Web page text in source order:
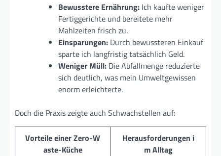
Bewusstere Ernährung: Ich kaufte weniger
Fertiggerichte und bereitete mehr
Mahlzeiten frisch zu.
Einsparungen: Durch bewussteren Einkauf
sparte ich langfristig tatsächlich Geld.
Weniger Müll: Die Abfallmenge reduzierte
sich deutlich, was mein Umweltgewissen
enorm erleichterte.
Doch die Praxis zeigte auch Schwachstellen auf:
Vorteile einer Zero-W
aste-Küche
Herausforderungen i
m Alltag